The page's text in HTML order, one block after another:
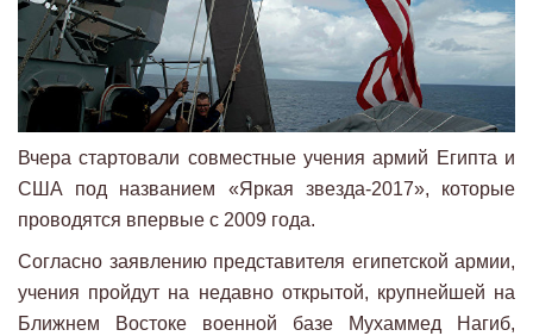
Вчера стартовали совместные учения армий Египта и
США под названием «Яркая звезда-2017», которые
проводятся впервые с 2009 года.
Согласно заявлению представителя египетской армии,
учения пройдут на недавно открытой, крупнейшей на
Ближнем Востоке военной базе Мухаммед Нагиб,